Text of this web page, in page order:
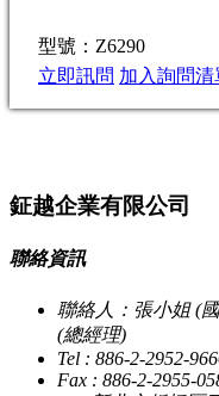
型號：Z6290
立即訊問 加入詢問清
鉦越企業有限公司
聯絡資訊
聯絡人：張小姐 (
(總經理)
Tel : 886-2-2952-
Fax : 886-2-2955-